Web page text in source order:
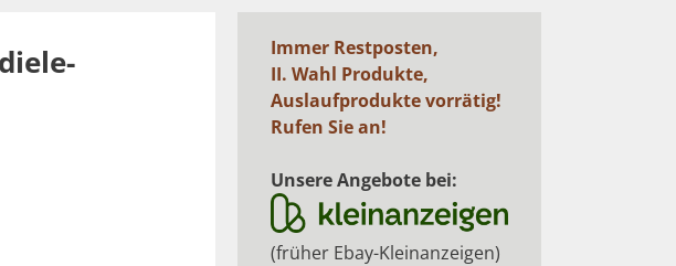
Immer Restposten,
II. Wahl Produkte,
Auslaufprodukte vorrätig!
Rufen Sie an!
Unsere Angebote bei:
(früher Ebay-Kleinanzeigen)